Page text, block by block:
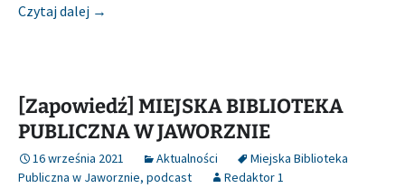
Czytaj dalej [Zapowiedź] MIEJSKA BIBLIOTEKA PUBLICZNA W
→
[Zapowiedź] MIEJSKA BIBLIOTEKA
PUBLICZNA W JAWORZNIE
16 września 2021 Aktualności
Miejska Biblioteka
Publiczna w Jaworznie, podcast Redaktor 1